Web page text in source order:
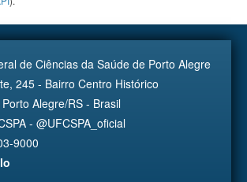
de Ciências da Saúde de Porto Alegre
245 - Bairro Centro Histórico
Alegre/RS - Brasil
- @UFCSPA_oficial
9000